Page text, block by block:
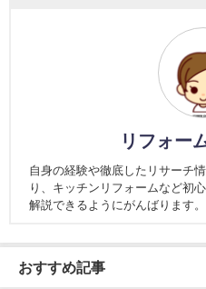
リフォー
自身の経験や徹底したリサーチ
り、キッチンリフォームなど初
解説できるようにがんばります。
おすすめ記事